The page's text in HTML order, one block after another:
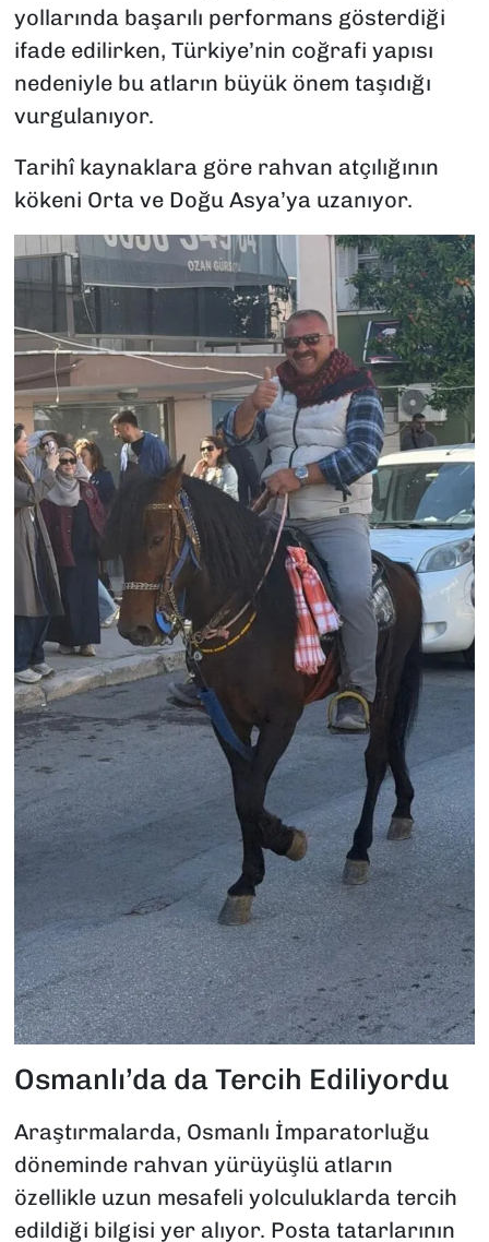
yollarında başarılı performans gösterdiği
ifade edilirken, Türkiye’nin coğrafi yapısı
nedeniyle bu atların büyük önem taşıdığı
vurgulanıyor.
Tarihî kaynaklara göre rahvan atçılığının
kökeni Orta ve Doğu Asya’ya uzanıyor.
Osmanlı’da da Tercih Ediliyordu
Araştırmalarda, Osmanlı İmparatorluğu
döneminde rahvan yürüyüşlü atların
özellikle uzun mesafeli yolculuklarda tercih
edildiği bilgisi yer alıyor. Posta tatarlarının